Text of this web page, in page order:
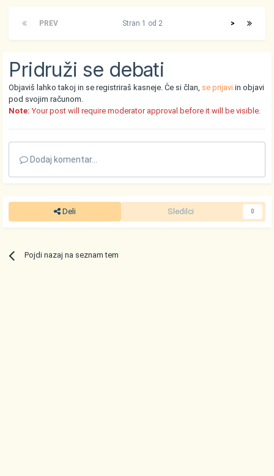
PREV >
Stran 1 od 2
Pridruži se debati
Objaviš lahko takoj in se registriraš kasneje. Če si član, se prijavi in objavi
pod svojim računom.
Note: Your post will require moderator approval before it will be visible.
Dodaj komentar...
Deli Sledilci 0
Pojdi nazaj na seznam tem